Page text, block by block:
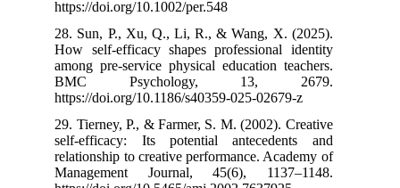
28. Sun, P.,
How self-
among pre-
BMC
29. Tierney,
self-efficacy:
relationship to